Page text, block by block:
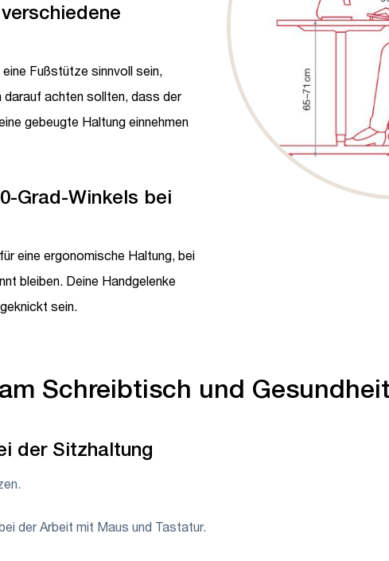
Fußstütze sinnvoll sein,
darauf achten sollten, dass der
gebeugte Haltung einnehmen
Grad-Winkels bei
eine ergonomische Haltung, bei
bleiben. Deine Handgelenke
sein.
Schreibtisch und
der Sitzhaltung
der Arbeit mit Maus und Tastatur.